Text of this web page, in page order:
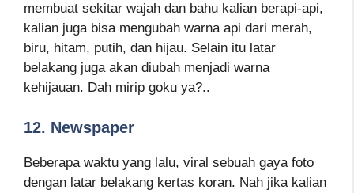
membuat sekitar wajah dan bahu kalian berapi-api,
kalian juga bisa mengubah warna api dari merah,
biru, hitam, putih, dan hijau. Selain itu latar
belakang juga akan diubah menjadi warna
kehijauan. Dah mirip goku ya?..
12. Newspaper
Beberapa waktu yang lalu, viral sebuah gaya foto
dengan latar belakang kertas koran. Nah jika kalian